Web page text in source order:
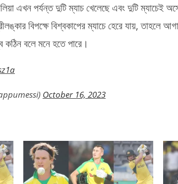
এখন পর্যন্ত দুটি ম্যাচ খেলেছে এবং দুটি ম্যাচেই
বিপক্ষে বিশ্বকাপের ম্যাচে হেরে যায়, তাহলে
কঠিন বলে মনে হতে পারে।
October 16, 2023